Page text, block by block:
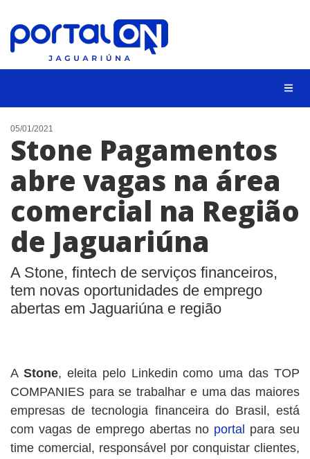
NOTÍCIAS
LISTA DIGITAL
CONTATO
05/01/2021
Stone Pagamentos
abre vagas na área
comercial na Região
de Jaguariúna
A Stone, fintech de serviços financeiros,
tem novas oportunidades de emprego
abertas em Jaguariúna e região
A Stone, eleita pelo Linkedin como uma das TOP
COMPANIES para se trabalhar e uma das maiores
empresas de tecnologia financeira do Brasil, está
com vagas de emprego abertas no portal para seu
time comercial, responsável por conquistar clientes,